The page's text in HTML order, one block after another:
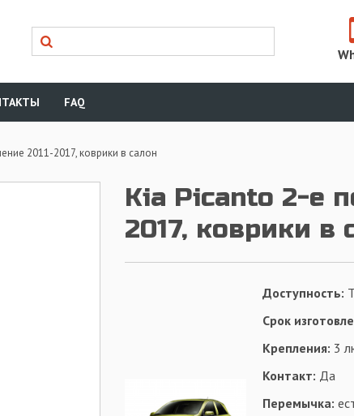
FAQ
2011-2017, коврики в салон
Kia Picanto 2-е
2017, коврики в
Доступность:
Срок
Крепления: 3
Контакт: Да
Перемычка: